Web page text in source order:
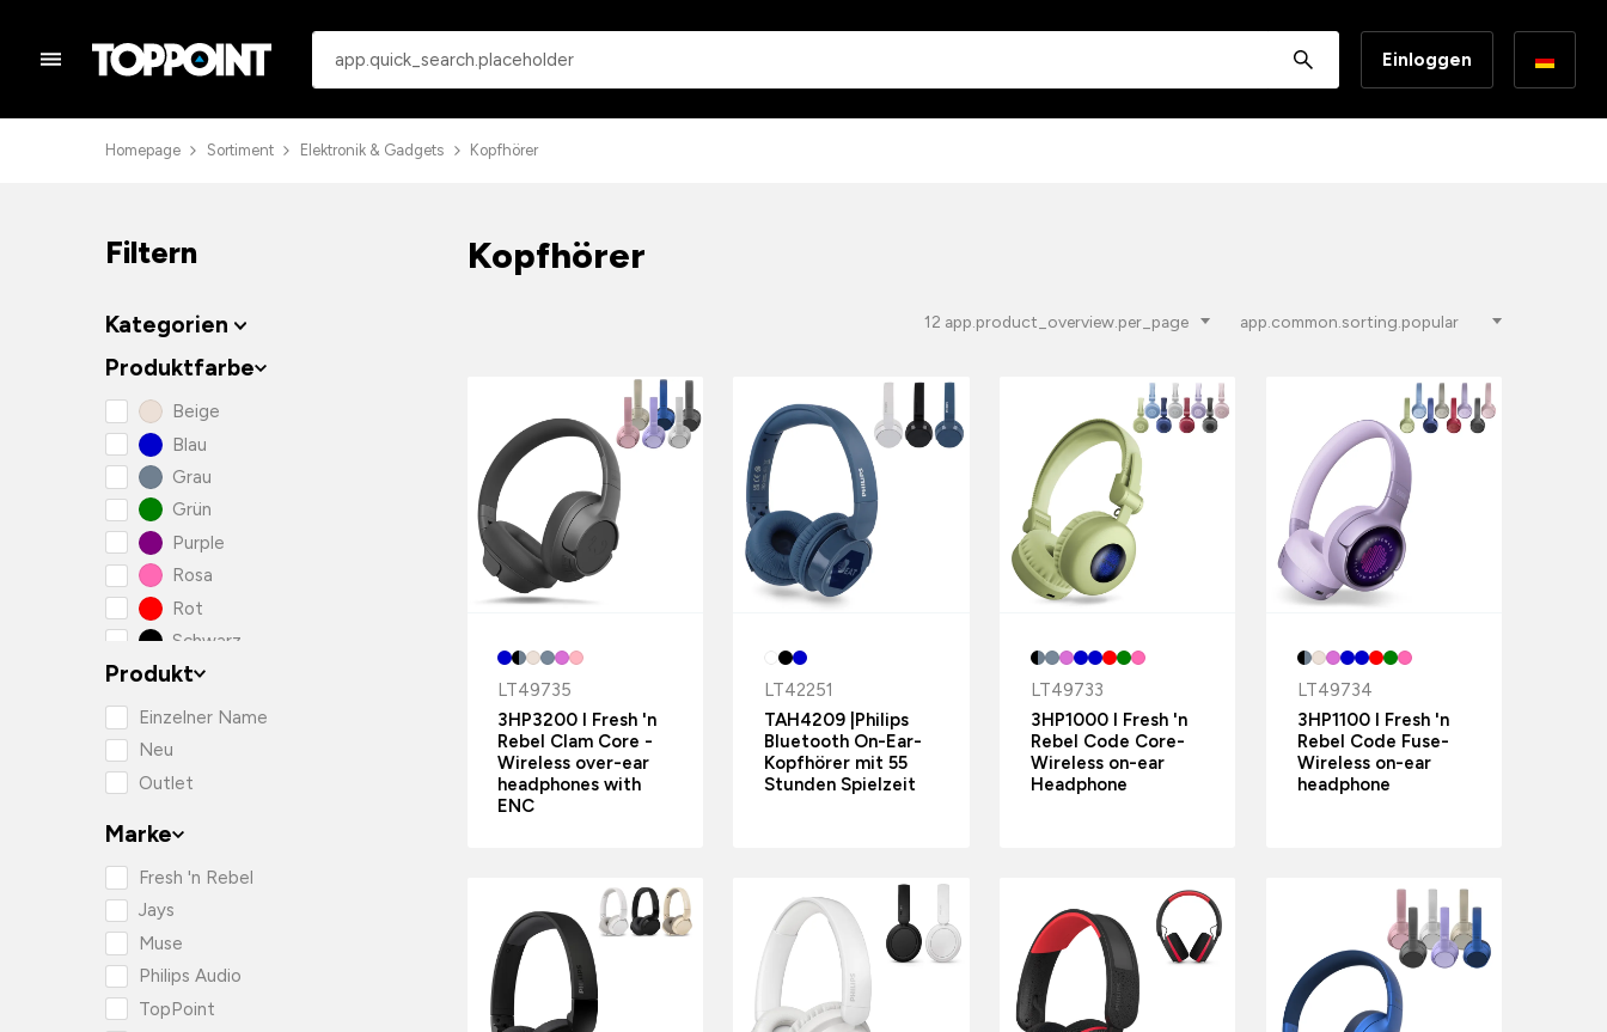
Einloggen
Homepage Sortiment Elektronik & Gadgets Kopfhörer
Kopfhörer
LT49735
3HP3200 I Fresh 'n
Rebel Clam Core -
Wireless over-ear
headphones with
ENC
LT42251
TAH4209 |Philips
Bluetooth On-Ear-
Kopfhörer mit 55
Stunden Spielzeit
LT49733
3HP1000 I Fresh 'n
Rebel Code Core-
Wireless on-ear
Headphone
LT49734
3HP1100 I Fresh 'n
Rebel Code Fuse-
Wireless on-ear
headphone
Filtern
Kategorien
Produktfarbe
Beige
Blau
Grau
Grün
Purple
Rosa
Rot
Schwarz
Weiss
Produkt
Einzelner Name
Neu
Outlet
Marke
Fresh 'n Rebel
Jays
Muse
Philips Audio
TopPoint